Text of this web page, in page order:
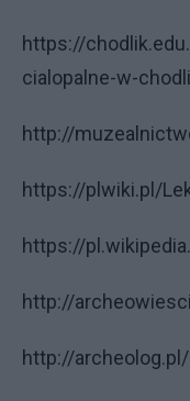
https://
cialopalne-w-
http://
https://plwiki.pl/
https://
http://
http://archeolog.pl/